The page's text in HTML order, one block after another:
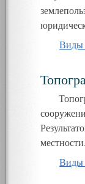
Виды
местности
Виды